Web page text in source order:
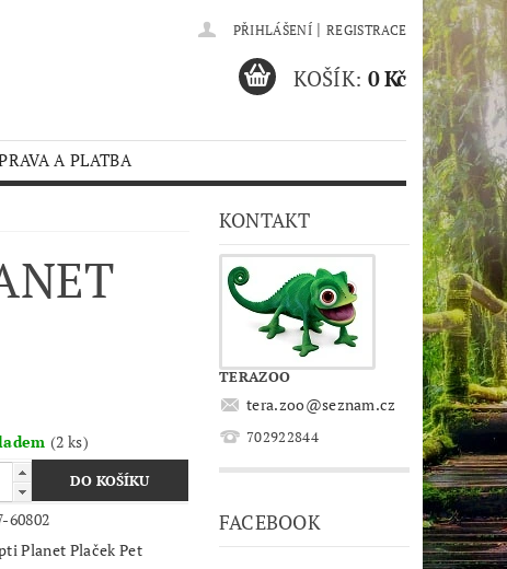
PŘIHLÁŠENÍ | REGISTRACE
KOŠÍK: 0 Kč
A PLATBA
(2 ks)
60802
Planet Plaček Pet
KONTAKT
TERAZOO
tera.zoo@seznam.cz
702922844
FACEBOOK